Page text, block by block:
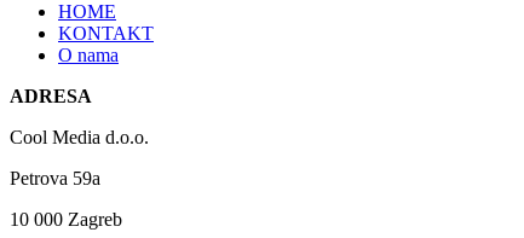
HOME
KONTAKT
O nama
ADRESA
Cool Media d.o.o.
Petrova 59a
10 000 Zagreb